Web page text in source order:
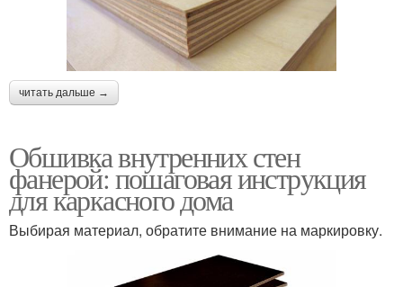
читать дальше →
Обшивка внутренних стен
фанерой: пошаговая инструкция
для каркасного дома
Выбирая материал, обратите внимание на маркировку.